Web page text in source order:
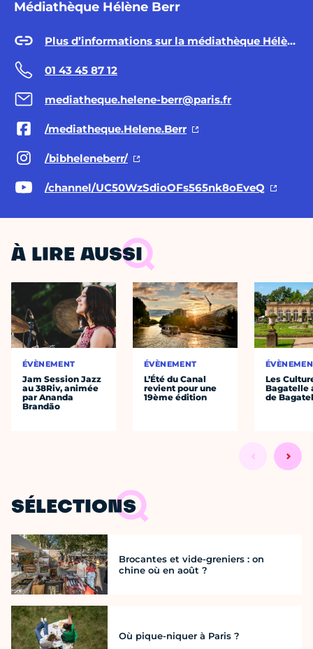
Médiathèque Hélène Berr
Plus d’informations sur la médiathèque Hélène Berr
01 43 45 87 12
mediatheque.helene-berr@paris.fr
/mediatheque.Helene.Berr
/bibheleneberr/
/channel/UC50WzSdioOFs565nk8oEveQ
À LIRE AUSSI
ÉVÈNEMENT
Jam Session Jazz
au 38Riv, animée
par Ananda
Brandão
ÉVÈNEMENT
L’Été du Canal
revient pour une
19ème édition
Les
Bagatelle
de
SÉLECTIONS
Brocantes et vide-greniers : on
chine où en août ?
Où pique-niquer à Paris ?